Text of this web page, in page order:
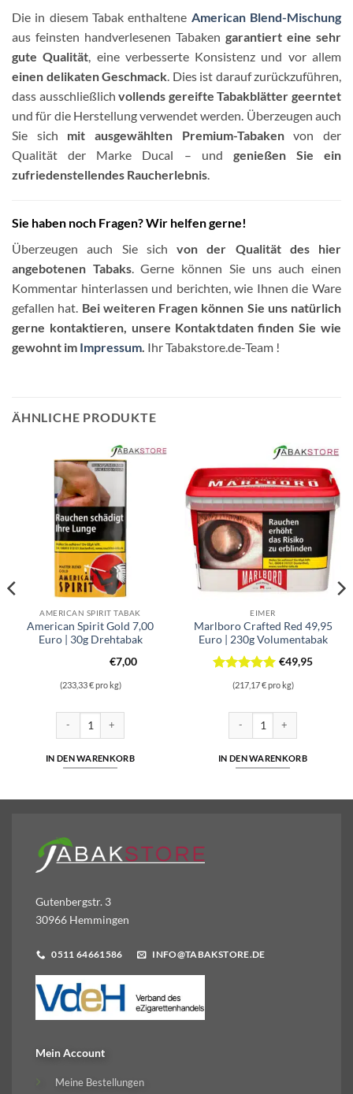
Die in diesem Tabak enthaltene American Blend-Mischung
aus feinsten handverlesenen Tabaken garantiert eine sehr
gute Qualität , eine verbesserte Konsistenz und vor allem
einen delikaten Geschmack . Dies ist darauf zurückzuführen,
dass ausschließlichvollends gereifte Tabakblätter geerntet
und für die Herstellung verwendet werden. Überzeugen auch
Sie sich mit ausgewählten Premium-Tabakenvon der
Qualität der Marke Ducal – und genießen Sie ein
zufriedenstellendes Raucherlebnis
Sie haben noch Fragen? Wir helfen gerne!
Überzeugen auch Sie sich von der Qualität des hier
angebotenen Tabaks. Gerne können Sie uns auch einen
Kommentar hinterlassen und berichten, wie Ihnen die Ware
gefallen hat. Bei weiteren Fragen können Sie uns natürlich
gerne kontaktieren, unsere Kontaktdaten finden Sie wie
gewohnt im Impressum. Ihr Tabakstore.de-Team !
ÄHNLICHE PRODUKTE
AMERICAN SPIRIT TABAK
American Spirit Gold 7,00
Euro | 30g Drehtabak
€7,00
(233,33 € pro kg)
IN DEN WARENKORB
EIMER
Marlboro Crafted Red 49,95
Euro | 230g Volumentabak
Bewertet
mit
von
€49,95
(217,17 € pro kg)
IN DEN WARENKORB
Gutenbergstr. 3
30966 Hemmingen
0511 64661586 INFO@TABAKSTORE.DE
Mein Account
Meine Bestellungen